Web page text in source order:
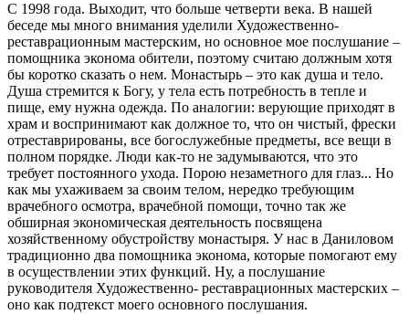
С 1998 года. Выходит, что больше четверти века. В нашей
беседе мы много внимания уделили Художественно-
реставрационным мастерским, но основное мое послушание –
помощника эконома обители, поэтому считаю должным хотя
бы коротко сказать о нем. Монастырь – это как душа и тело.
Душа стремится к Богу, у тела есть потребность в тепле и
пище, ему нужна одежда. По аналогии: верующие приходят в
храм и воспринимают как должное то, что он чистый, фрески
отреставрированы, все богослужебные предметы, все вещи в
полном порядке. Люди как-то не задумываются, что это
требует постоянного ухода. Порою незаметного для глаз... Но
как мы ухаживаем за своим телом, нередко требующим
врачебного осмотра, врачебной помощи, точно так же
обширная экономическая деятельность посвящена
хозяйственному обустройству монастыря. У нас в Даниловом
традиционно два помощника эконома, которые помогают ему
в осуществлении этих функций. Ну, а послушание
руководителя Художественно- реставрационных мастерских –
оно как подтекст моего основного послушания.